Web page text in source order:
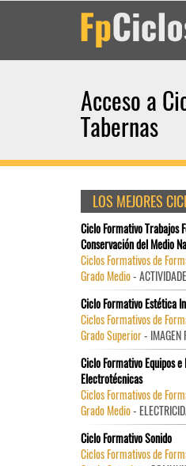
Acceso a
Tabernas
LOS MEJORES
Ciclo Formativo Trabajos
Conservación del Medio
Ciclos Formativos de
Grado Medio-
Ciclo Formativo Estética
Ciclos Formativos de
Grado Superior- IMAGEN
Ciclo Formativo Equipos
Electrotécnicas
Ciclos Formativos de
Grado Medio-
Ciclo Formativo Sonido
Ciclos Formativos de